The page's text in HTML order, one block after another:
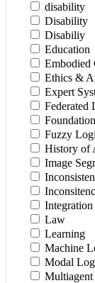
disability
Disability
Disabiliy
Education
Embodied
Ethics &
Expert
Federated
Fuzzy
History of
Image
Law
Learning
Machine
Modal
Multiagent